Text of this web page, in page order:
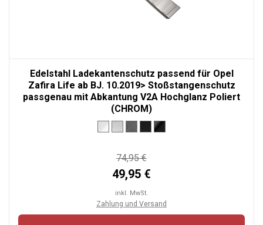
Edelstahl Ladekantenschutz passend für Opel
Zafira Life ab BJ. 10.2019> Stoßstangenschutz
passgenau mit Abkantung V2A Hochglanz Poliert
(CHROM)
74,95 €
49,95 €
inkl. MwSt.
Zahlung und Versand